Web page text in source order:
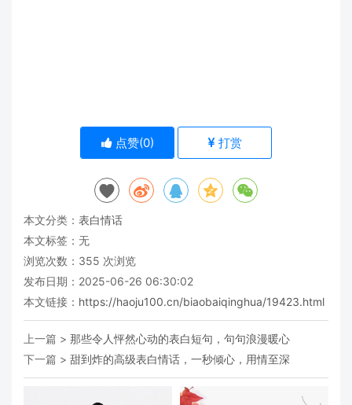
点赞(0) 打赏
本文分类： 表白情话
本文标签：无
浏览次数： 355 次浏览
发布日期：2025-06-26 06:30:02
本文链接： https://haoju100.cn/biaobaiqinghua/19423.html
上一篇 > 那些令人怦然心动的表白短句，句句浪漫暖心
下一篇 > 甜到炸的高级表白情话，一秒倾心，用情至深